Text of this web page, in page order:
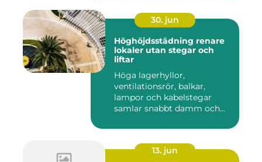
30. jun
Höghöjdsstädning renare
lokaler utan stegar och
liftar
Höga lagerhyllor,
ventilationsrör, balkar,
lampor och kabelstegar
samlar snabbt damm och
13. jun